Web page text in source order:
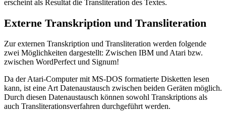
erscheint als Resultat die Transliteration des Textes.
Externe Transkription und Transliteration
Zur externen Transkription und Transliteration werden folgende
zwei Möglichkeiten dargestellt: Zwischen IBM und Atari bzw.
zwischen WordPerfect und Signum!
Da der Atari-Computer mit MS-DOS formatierte Disketten lesen
kann, ist eine Art Datenaustausch zwischen beiden Geräten möglich.
Durch diesen Datenaustausch können sowohl Transkriptions als
auch Transliterationsverfahren durchgeführt werden.